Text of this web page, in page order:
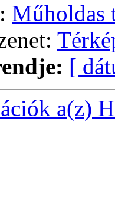
Műholdas
[
a(z)